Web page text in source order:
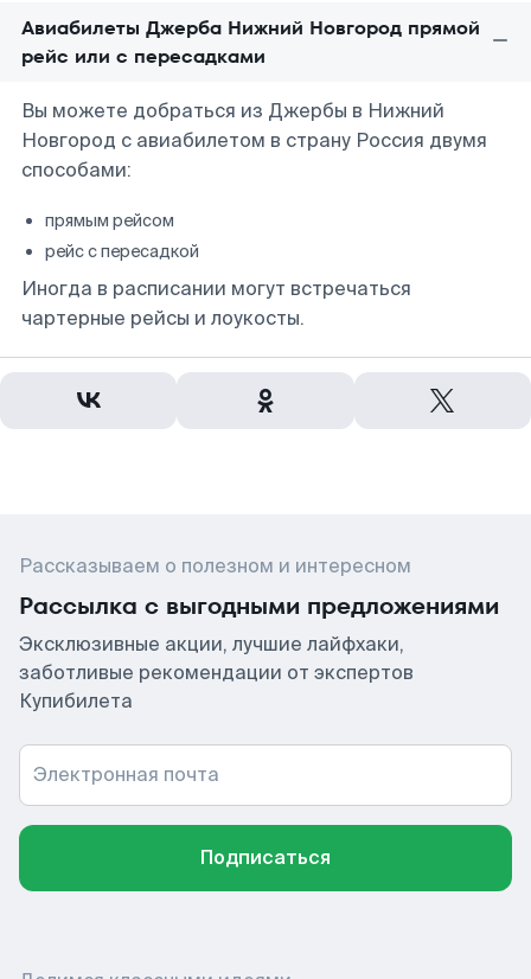
Авиабилеты Джерба Нижний Новгород прямой
рейс или с пересадками
Вы можете добраться из Джербы в Нижний
Новгород с авиабилетом в страну Россия двумя
способами:
прямым рейсом
рейс с пересадкой
Иногда в расписании могут встречаться
чартерные рейсы и лоукосты.
Рассказываем о полезном и интересном
Рассылка с выгодными предложениями
Эксклюзивные акции, лучшие лайфхаки,
заботливые рекомендации от экспертов
Купибилета
Электронная почта
Подписаться